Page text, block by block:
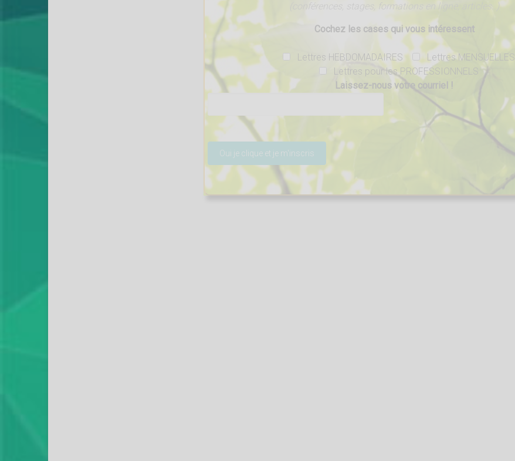
Cochez les cases qui vous intéressent
Lettres HEBDOMADAIRES
Lettres MENSUELLES
Lettres pour les PROFESSIONNELS
Laissez-nous votre courriel !
Veuillez laisser ce champ vide.